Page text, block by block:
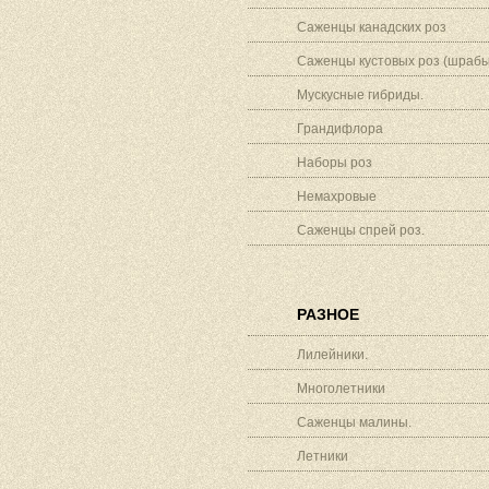
Саженцы канадских роз
Саженцы кустовых роз
Мускусные гибриды.
Грандифлора
Наборы роз
Немахровые
Саженцы спрей роз.
РАЗНОЕ
Лилейники.
Многолетники
Саженцы малины.
Летники